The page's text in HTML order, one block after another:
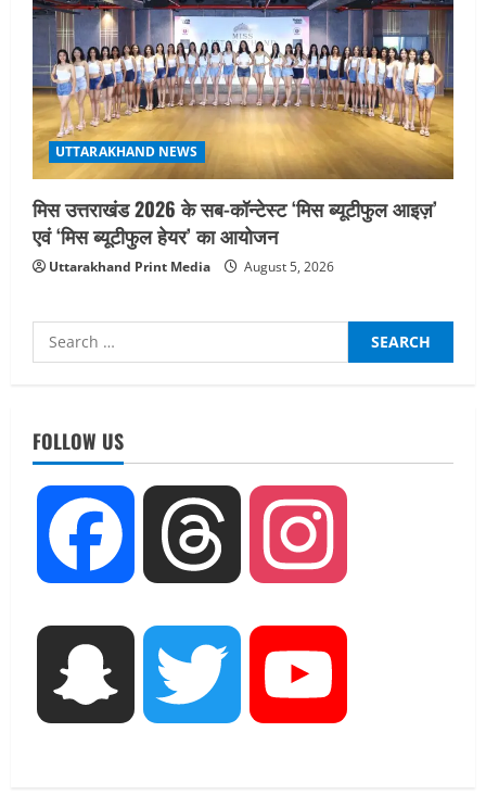
UTTARAKHAND NEWS
मिस उत्तराखंड 2026 के सब-कॉन्टेस्ट ‘मिस ब्यूटीफुल आइज़’
एवं ‘मिस ब्यूटीफुल हेयर’ का आयोजन
Uttarakhand Print Media August 5, 2026
Search
for:
FOLLOW US
Facebook Threads
Snapchat Twitter
August 6, 2026
UTTARAKHAND NEWS
मिस उत्तराखंड 2026 के सब-कॉन्टेस्ट ‘मिस
ब्यूटीफुल आइज़’ एवं ‘मिस ब्यूटीफुल हेयर’ का
August 5, 2026
UTTARAKHAND NEWS
एमआईटी वर्ल्ड पीस यूनिवर्सिटी और जर्मनी के
बीएसबीआई के बीच समझौता; भारतीय छात्रों